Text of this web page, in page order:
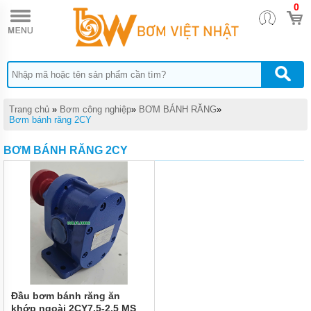
0
TRANG
CHỦ
BƠM
NƯỚC
PENTAX
MÁY
BƠM
NƯỚC
INTER
KAIQUAN
CHÌM
NƯỚC
Trang chủ » Bơm công nghiệp» BƠM BÁNH RĂNG»
Bơm bánh răng 2CY
BƠM BÁNH RĂNG 2CY
Đầu bơm bánh răng ăn
khớp ngoài 2CY7.5-2.5 MS